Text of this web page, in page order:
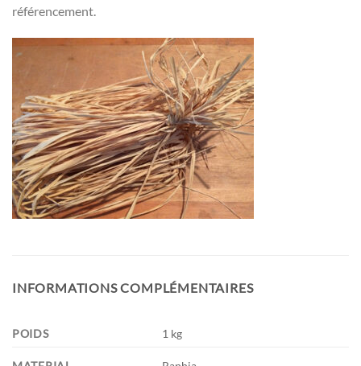
référencement.
INFORMATIONS COMPLÉMENTAIRES
POIDS 1 kg